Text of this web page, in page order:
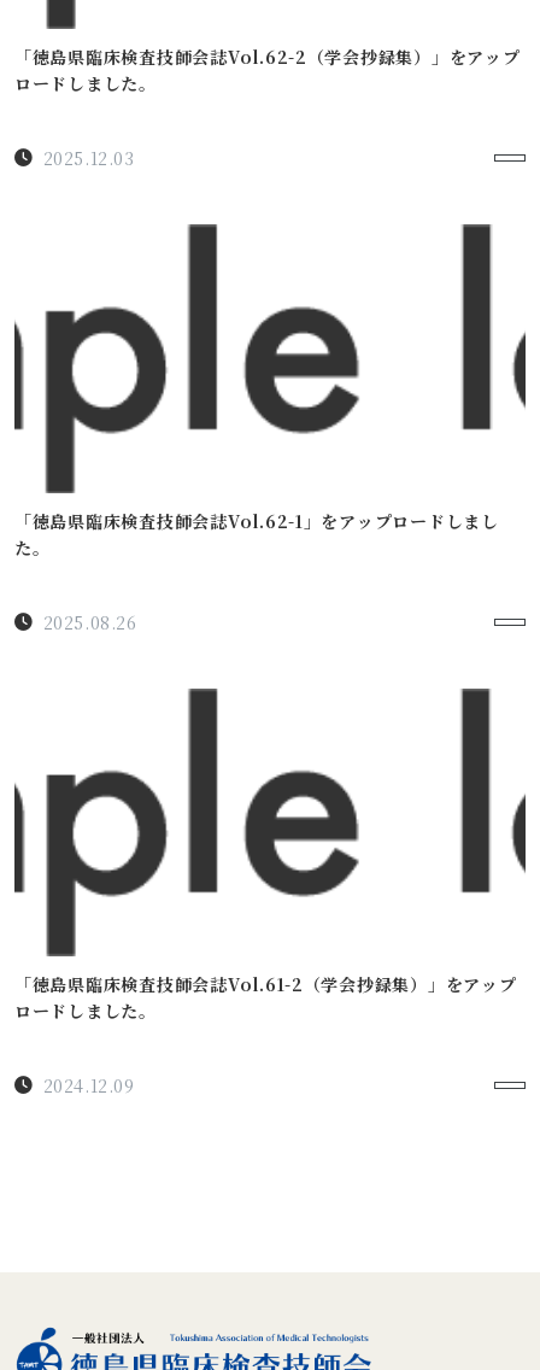
「徳島県臨床検査技師会誌Vol.62-2（学会抄録集）」をアップ
ロードしました。
2025.12.03
「徳島県臨床検査技師会誌Vol.62-1」をアップロードしまし
た。
2025.08.26
「徳島県臨床検査技師会誌Vol.61-2（学会抄録集）」をアップ
ロードしました。
2024.12.09